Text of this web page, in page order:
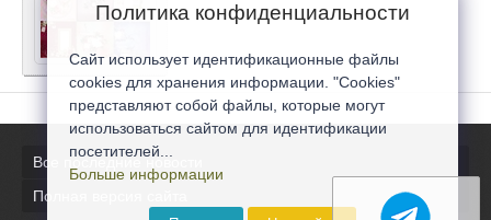
Все последние новости
Полная версия сайта
Политика конфиденциальности
Сайт использует идентификационные файлы
cookies для хранения информации. "Cookies"
представляют собой файлы, которые могут
использоваться сайтом для идентификации
посетителей...
Больше информации